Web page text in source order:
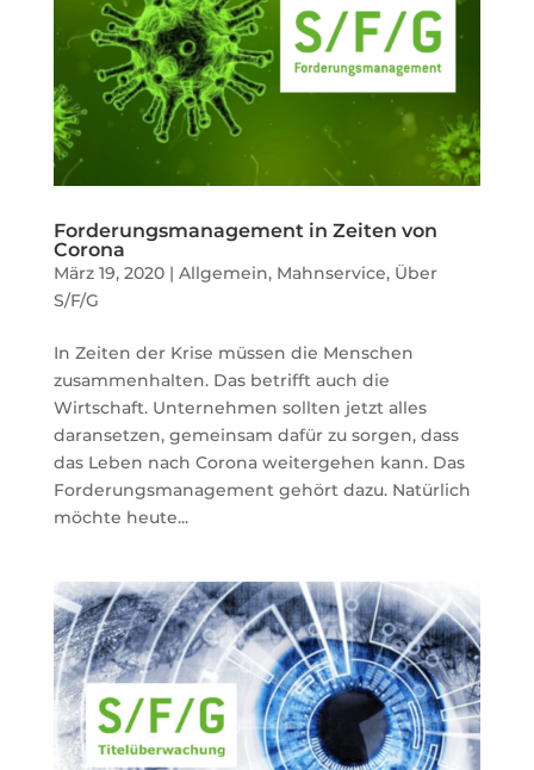
Forderungsmanagement in Zeiten von
Corona
März 19, 2020| Allgemein, Mahnservice, Über
S/F/G
In Zeiten der Krise müssen die Menschen
zusammenhalten. Das betrifft auch die
Wirtschaft. Unternehmen sollten jetzt alles
daransetzen, gemeinsam dafür zu sorgen, dass
das Leben nach Corona weitergehen kann. Das
Forderungsmanagement gehört dazu. Natürlich
möchte heute...